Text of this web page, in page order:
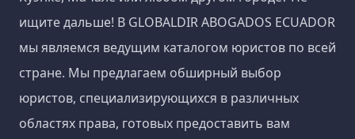
ищите дальше! В GLOBALDIR ABOGADOS ECUADOR
мы являемся ведущим каталогом юристов по всей
стране. Мы предлагаем обширный выбор
юристов, специализирующихся в различных
областях права, готовых предоставить вам